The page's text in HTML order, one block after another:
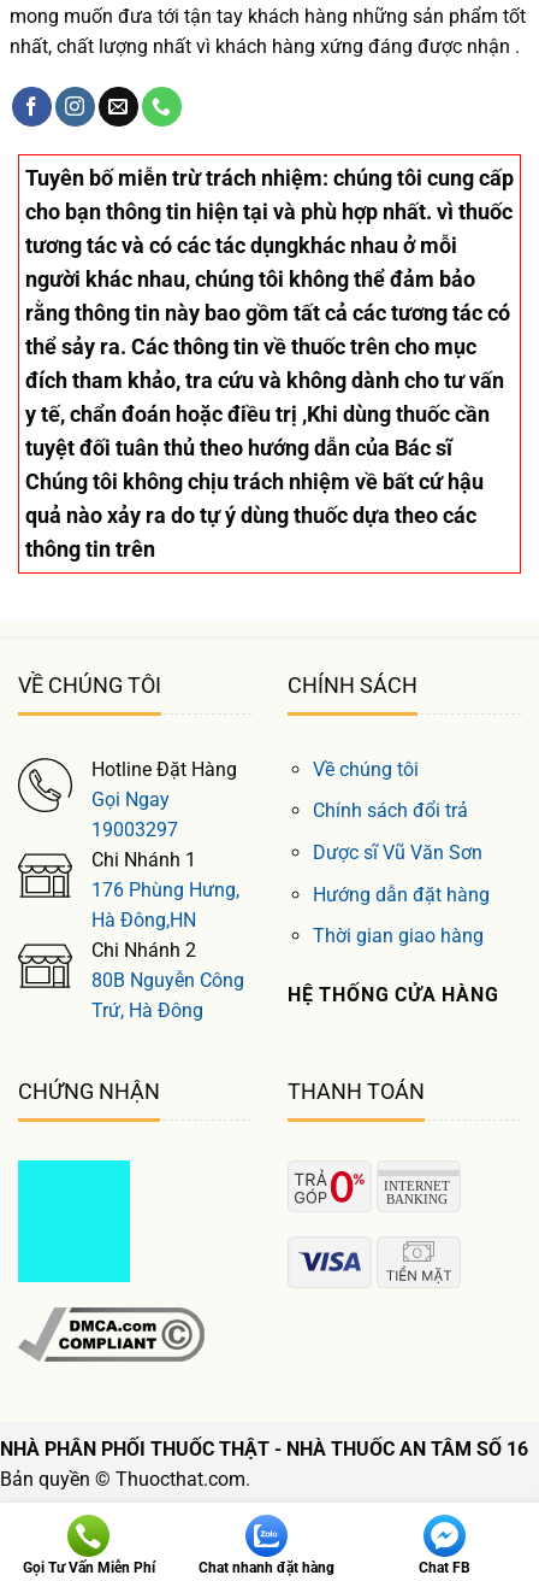
mong muốn đưa tới tận tay khách hàng những sản phẩm tốt
nhất, chất lượng nhất vì khách hàng xứng đáng được nhận .
Tuyên bố miễn trừ trách nhiệm: chúng tôi cung cấp
cho bạn thông tin hiện tại và phù hợp nhất. vì thuốc
tương tác và có các tác dụngkhác nhau ở mỗi
người khác nhau, chúng tôi không thể đảm bảo
rằng thông tin này bao gồm tất cả các tương tác có
thể sảy ra. Các thông tin về thuốc trên cho mục
đích tham khảo, tra cứu và không dành cho tư vấn
y tế, chẩn đoán hoặc điều trị ,Khi dùng thuốc cần
tuyệt đối tuân thủ theo hướng dẫn của Bác sĩ
Chúng tôi không chịu trách nhiệm về bất cứ hậu
quả nào xảy ra do tự ý dùng thuốc dựa theo các
thông tin trên
VỀ CHÚNG TÔI
Hotline Đặt Hàng
Gọi Ngay
19003297
Chi Nhánh 1
176 Phùng Hưng,
Hà Đông,HN
Chi Nhánh 2
80B Nguyễn Công
Trứ, Hà Đông
CHÍNH SÁCH
Về chúng tôi
Chính sách đổi trả
Dược sĩ Vũ Văn Sơn
Hướng dẫn đặt hàng
Thời gian giao hàng
HỆ THỐNG CỬA HÀNG
CHỨNG NHẬN THANH TOÁN
NHÀ PHÂN PHỐI THUỐC THẬT - NHÀ THUỐC AN TÂM SỐ 16
Bản quyền © Thuocthat.com.
Gọi Tư Vấn Miễn Phí Chat nhanh đặt hàng Chat FB